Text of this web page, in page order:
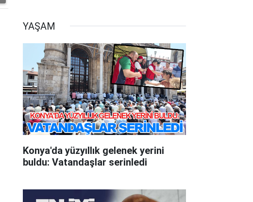
YAŞAM
Konya'da yüzyıllık gelenek yerini
buldu: Vatandaşlar serinledi